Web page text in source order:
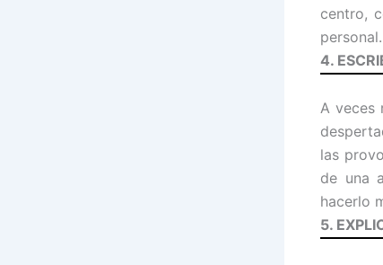
centro,
personal.
4.
A veces
las
de una
hacerlo
5.